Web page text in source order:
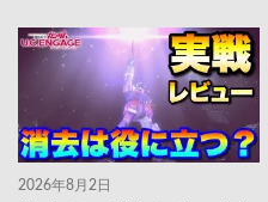
2026年8月2日